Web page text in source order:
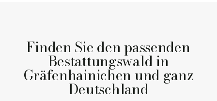
Finden Sie den passenden
Bestattungswald in
Gräfenhainichen und ganz
Deutschland